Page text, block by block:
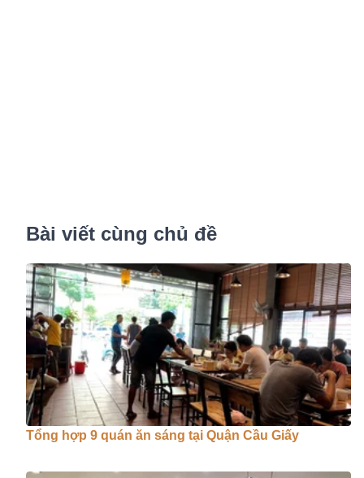
Bài viết cùng chủ đề
Tổng hợp 9 quán ăn sáng tại Quận Cầu Giấy